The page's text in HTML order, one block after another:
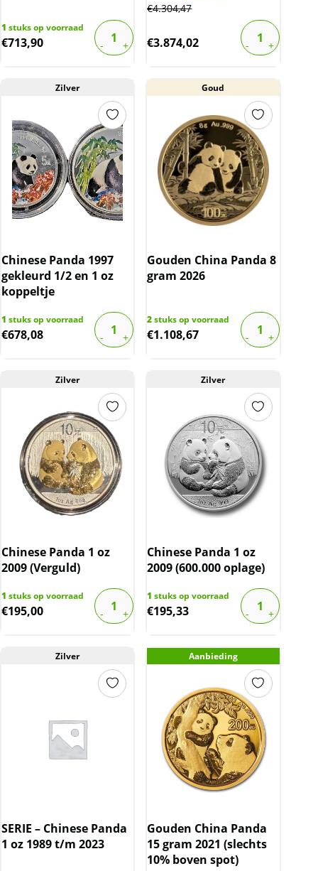
1 stuks op voorraad
€713,90
€4.304,47
€3.874,02
Zilver
Chinese Panda 1997
gekleurd 1/2 en 1 oz
koppeltje
1 stuks op voorraad
€678,08
Goud
Gouden China Panda 8
gram 2026
2stuks op voorraad
€1.108,67
Zilver
Chinese Panda 1 oz
2009 (Verguld)
1 stuks op voorraad
€195,00
Zilver
Chinese Panda 1 oz
2009 (600.000 oplage)
1 stuks op voorraad
€195,33
Zilver
SERIE – Chinese Panda
1 oz 1989 t/m 2023
Aanbieding
Gouden China Panda
15 gram 2021 (slechts
10% boven spot)